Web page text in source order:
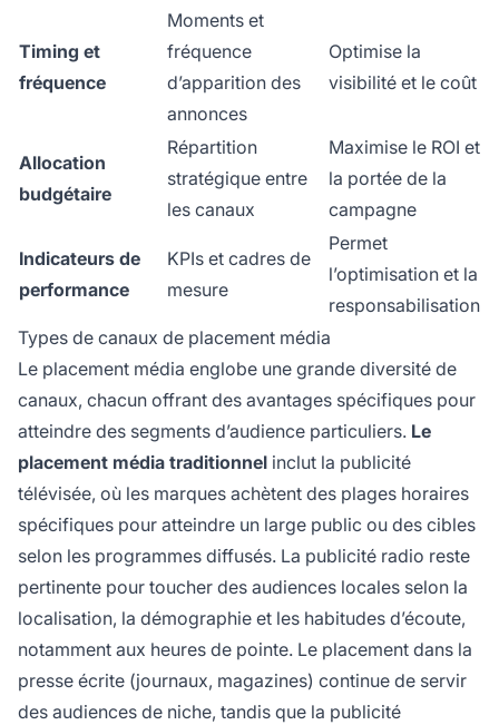
Timing et
fréquence
Moments et
fréquence
d’apparition des
annonces
Optimise la
visibilité et le coût
Allocation
budgétaire
Répartition
stratégique entre
les canaux
Maximise le ROI et
la portée de la
campagne
Indicateurs de
performance
KPIs et cadres de
mesure
Permet
l’optimisation et la
responsabilisation
Types de canaux de placement média
Le placement média englobe une grande diversité de
canaux, chacun offrant des avantages spécifiques pour
atteindre des segments d’audience particuliers. Le
placement média traditionnel inclut la publicité
télévisée, où les marques achètent des plages horaires
spécifiques pour atteindre un large public ou des cibles
selon les programmes diffusés. La publicité radio reste
pertinente pour toucher des audiences locales selon la
localisation, la démographie et les habitudes d’écoute,
notamment aux heures de pointe. Le placement dans la
presse écrite (journaux, magazines) continue de servir
des audiences de niche, tandis que la publicité